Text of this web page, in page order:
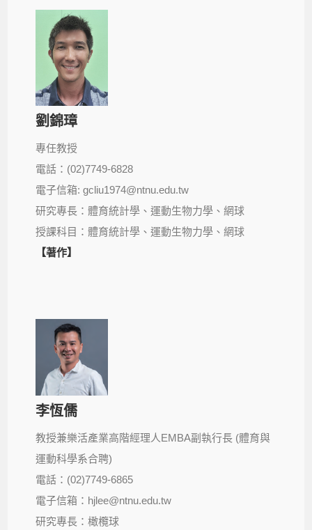
劉錦璋
專任教授
電話：(02)7749-6828
電子信箱: gcliu1974@ntnu.edu.tw
研究專長：體育統計學、運動生物力學、網球
授課科目：體育統計學、運動生物力學、網球
【著作】
李恆儒
教授兼樂活產業高階經理人EMBA副執行長 (體育與
運動科學系合聘)
電話：(02)7749-6865
電子信箱：hjlee@ntnu.edu.tw
研究專長：橄欖球